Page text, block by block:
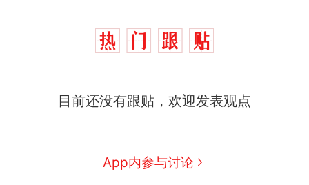
目前还没有跟贴，欢迎发表观点
App内参与讨论
因老师一句“跟我回家”改写了
协会回应
台风"白海豚"中心附近最大风
力已达15级 最新研判